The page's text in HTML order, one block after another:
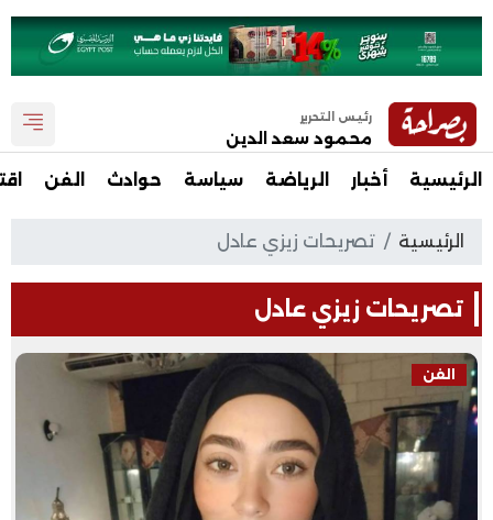
رئيس التحرير
محمود سعد الدين
الرئيسية أخبار الرياضة سياسة حوادث الفن
الرئيسية تصريحات زيزي عادل
تصريحات زيزي عادل
الفن